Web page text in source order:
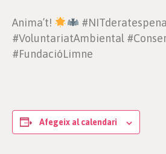
Anima’t!
#VoluntariatAmbiental
#FundacióLimne
Afegeix al calendari